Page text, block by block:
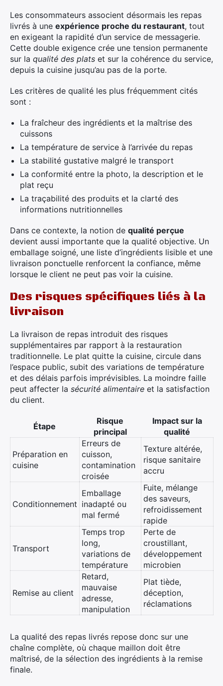
Les consommateurs associent désormais les repas
livrés à une expérience proche du restaurant, tout
en exigeant la rapidité d’un service de messagerie.
Cette double exigence crée une tension permanente
sur la qualité des plats et sur la cohérence du service,
depuis la cuisine jusqu’au pas de la porte.
Les critères de qualité les plus fréquemment cités
sont :
La fraîcheur des ingrédients et la maîtrise des
cuissons
La température de service à l’arrivée du repas
La stabilité gustative malgré le transport
La conformité entre la photo, la description et le
plat reçu
La traçabilité des produits et la clarté des
informations nutritionnelles
Dans ce contexte, la notion de qualité perçue
devient aussi importante que la qualité objective. Un
emballage soigné, une liste d’ingrédients lisible et une
livraison ponctuelle renforcent la confiance, même
lorsque le client ne peut pas voir la cuisine.
Des risques spécifiques liés à la
livraison
La livraison de repas introduit des risques
supplémentaires par rapport à la restauration
traditionnelle. Le plat quitte la cuisine, circule dans
l’espace public, subit des variations de température
et des délais parfois imprévisibles. La moindre faille
peut affecter la sécurité alimentaire et la satisfaction
du client.
Étape
Risque
principal
Impact sur la
qualité
Préparation en
cuisine
Erreurs de
cuisson,
contamination
croisée
Texture altérée,
risque sanitaire
accru
Conditionnement
Emballage
inadapté ou
mal fermé
Fuite, mélange
des saveurs,
refroidissement
rapide
Transport
Temps trop
long,
variations de
température
Perte de
croustillant,
développement
microbien
Remise au client
Retard,
mauvaise
adresse,
manipulation
Plat tiède,
déception,
réclamations
La qualité des repas livrés repose donc sur une
chaîne complète, où chaque maillon doit être
maîtrisé, de la sélection des ingrédients à la remise
finale.